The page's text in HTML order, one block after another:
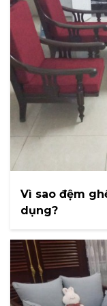
Vì sao đệm
dụng?